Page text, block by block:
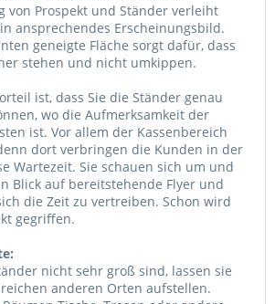
von Prospekt und Ständer verleiht
ansprechendes Erscheinungsbild.
geneigte Fläche sorgt dafür, dass
stehen und nicht umkippen.
ist, dass Sie die Ständer genau
wo die Aufmerksamkeit der
ist. Vor allem der Kassenbereich
dort verbringen die Kunden in der
Wartezeit. Sie schauen sich um und
Blick auf bereitstehende Flyer und
die Zeit zu vertreiben. Schon wird
gegriffen.
nicht sehr groß sind, lassen sie
anderen Orten aufstellen.